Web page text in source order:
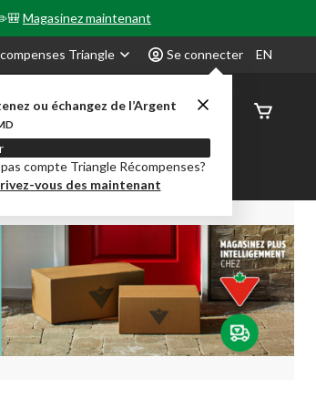
Magasinez maintenant
Triangle Se connecter
ou échangez de l’Argent
pas compte Triangle Récompenses?
vous des maintenant
EN
État de
Party City Centre-auto